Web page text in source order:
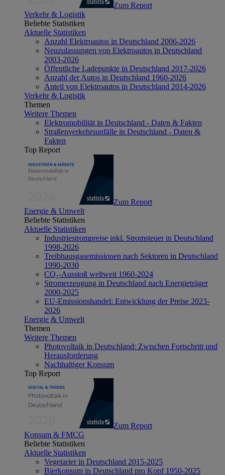
Zum Report
Verkehr & Logistik
Beliebte Statistiken
Aktuelle Statistiken
Anzahl Elektroautos in Deutschland 2006-2026
Neuzulassungen von Elektroautos in Deutschland
2003-2026
Öffentliche Ladepunkte in Deutschland 2017-2026
Anzahl der Autos in Deutschland 1960-2026
Anteil von Elektroautos in Deutschland 2014-2026
Verkehr & Logistik
Themen
Weitere Themen
Elektromobilität in Deutschland - Daten & Fakten
Straßenverkehrsunfälle in Deutschland - Daten &
Fakten
Top Report
Zum Report
Energie & Umwelt
Beliebte Statistiken
Aktuelle Statistiken
Industriestrompreise inkl. Stromsteuer in Deutschland
1998-2026
Treibhausgasemissionen nach Sektoren in Deutschland
1990-2030
CO₂-Ausstoß weltweit 1960-2024
Stromerzeugung in Deutschland nach Energieträger
2000-2025
EU-Emissionshandel: Entwicklung der Preise 2023-
2026
Energie & Umwelt
Themen
Weitere Themen
Photovoltaik in Deutschland: Zwischen Fortschritt und
Herausforderung
Nachhaltiger Konsum
Top Report
Zum Report
Konsum & FMCG
Beliebte Statistiken
Aktuelle Statistiken
Vegetarier in Deutschland 2015-2025
Bierkonsum in Deutschland pro Kopf 1950-2025